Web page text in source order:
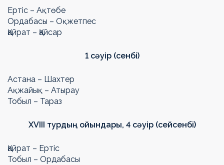
Ертіс – Ақтөбе
Ордабасы – Оқжетпес
Қайрат – Қайсар
1 сәуір (сенбі)
Астана – Шахтер
Ақжайық – Атырау
Тобыл – Тараз
XVIII турдың ойындары, 4 сәуір (сейсенбі)
Қайрат – Ертіс
Тобыл – Ордабасы